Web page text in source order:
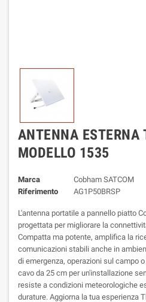
ANTENNA ESTERNA
MODELLO 1535
Marca
Cobham SATCOM
Riferimento
AG1P50BRSP
L'antenna portatile a pannello piatto
progettata per migliorare la
Compatta ma potente, amplifica la
comunicazioni stabili anche in
di emergenza, operazioni sul campo
cavo da 25 cm per un'installazione
resiste a condizioni meteorologiche
durature. Aggiorna la tua esperienza